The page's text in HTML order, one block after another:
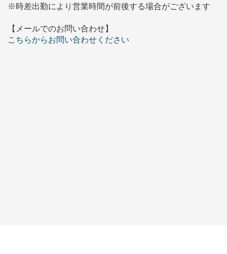
※時差出勤により営業時間が前後する場合がございます
【メールでのお問い合わせ】
こちらからお問い合わせください